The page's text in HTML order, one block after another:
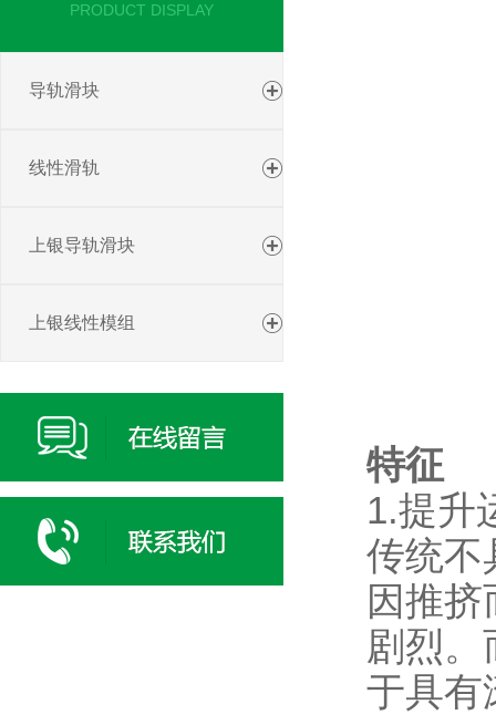
PRODUCT DISPLAY
导轨滑块
线性滑轨
上银导轨滑块
上银线性模组
特征
1.提升
传统不
因推
剧烈。
于具有